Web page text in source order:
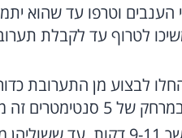
הענבים וטרפו עד שהוא
לטרוף עד לקבלת
לבצוע מן התערובת
זה מזה.